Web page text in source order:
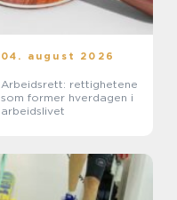
04. august 2026
Arbeidsrett: rettighetene
som former hverdagen i
arbeidslivet